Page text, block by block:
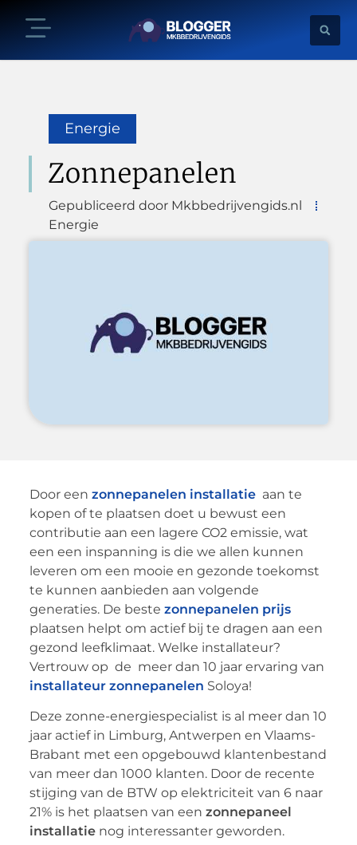
Energie
Zonnepanelen
Gepubliceerd door Mkbbedrijvengids.nl
Energie
Door een zonnepanelen installatieaan te
kopen of te plaatsen doet u bewust een
contributie aan een lagere CO2 emissie, wat
een een inspanning is die we allen kunnen
leveren om een mooie en gezonde toekomst
te kunnen aanbieden aan volgende
generaties. De beste zonnepanelen prijs
plaatsen helpt om actief bij te dragen aan een
gezond leefklimaat. Welke installateur?
Vertrouw op de meer dan 10 jaar ervaring van
installateur zonnepanelen Soloya!
Deze zonne-energiespecialist is al meer dan 10
jaar actief in Limburg, Antwerpen en Vlaams-
Brabant met een opgebouwd klantenbestand
van meer dan 1000 klanten. Door de recente
stijging van de BTW op elektriciteit van 6 naar
21% is het plaatsen van een zonnepaneel
installatienog interessanter geworden.